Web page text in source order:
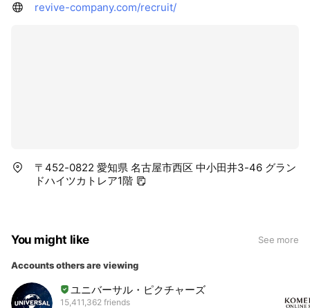
revive-company.com/recruit/
〒452-0822 愛知県 名古屋市西区 中小田井3-46 グラン
ドハイツカトレア1階
You might like See more
Accounts others are viewing
ユニバーサル・ピクチャーズ
15,411,362 friends